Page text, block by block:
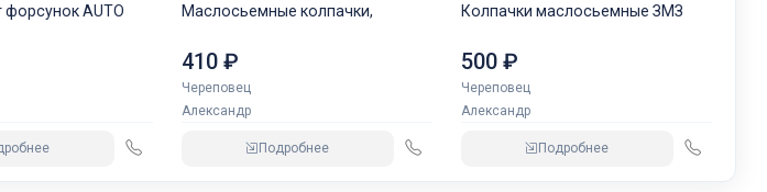
форсунок AUTO
Маслосьемные колпачки,
410 ₽
Череповец
Александр
Подробнее
Колпачки маслосьемные ЗМЗ
500 ₽
Череповец
Александр
Подробнее